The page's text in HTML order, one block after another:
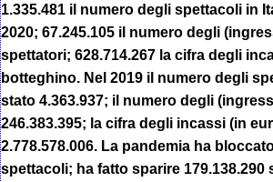
1.335.481 il numero degli spettacoli in
2020; 67.245.105 il numero degli
spettatori; 628.714.267 la cifra degli
botteghino. Nel 2019 il numero degli
stato 4.363.937; il numero degli
246.383.395; la cifra degli incassi (in
2.778.578.006. La pandemia ha
spettacoli; ha fatto sparire 179.138.290